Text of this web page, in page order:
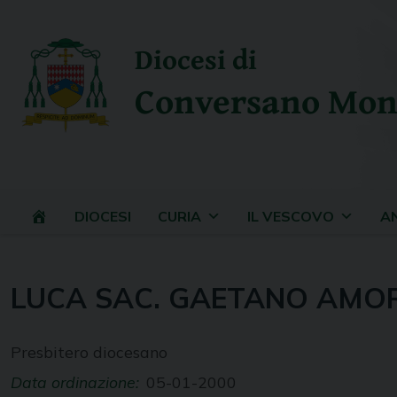
content
Diocesi di
Conversano
DIOCESI CURIA IL VESCOVO
LUCA SAC. GAETANO
Presbitero diocesano
Data ordinazione: 05-01-2000